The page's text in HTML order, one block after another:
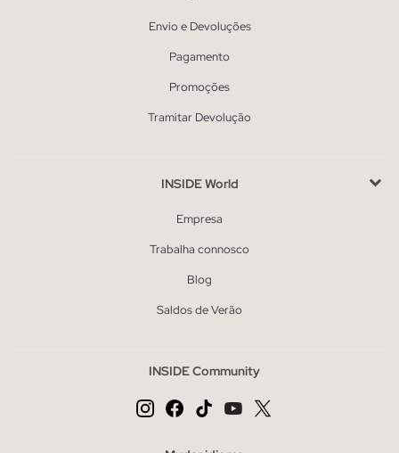
Envio e Devoluções
Pagamento
Promoções
Tramitar Devolução
INSIDE World
Empresa
Trabalha connosco
Blog
Saldos de Verão
INSIDE Community